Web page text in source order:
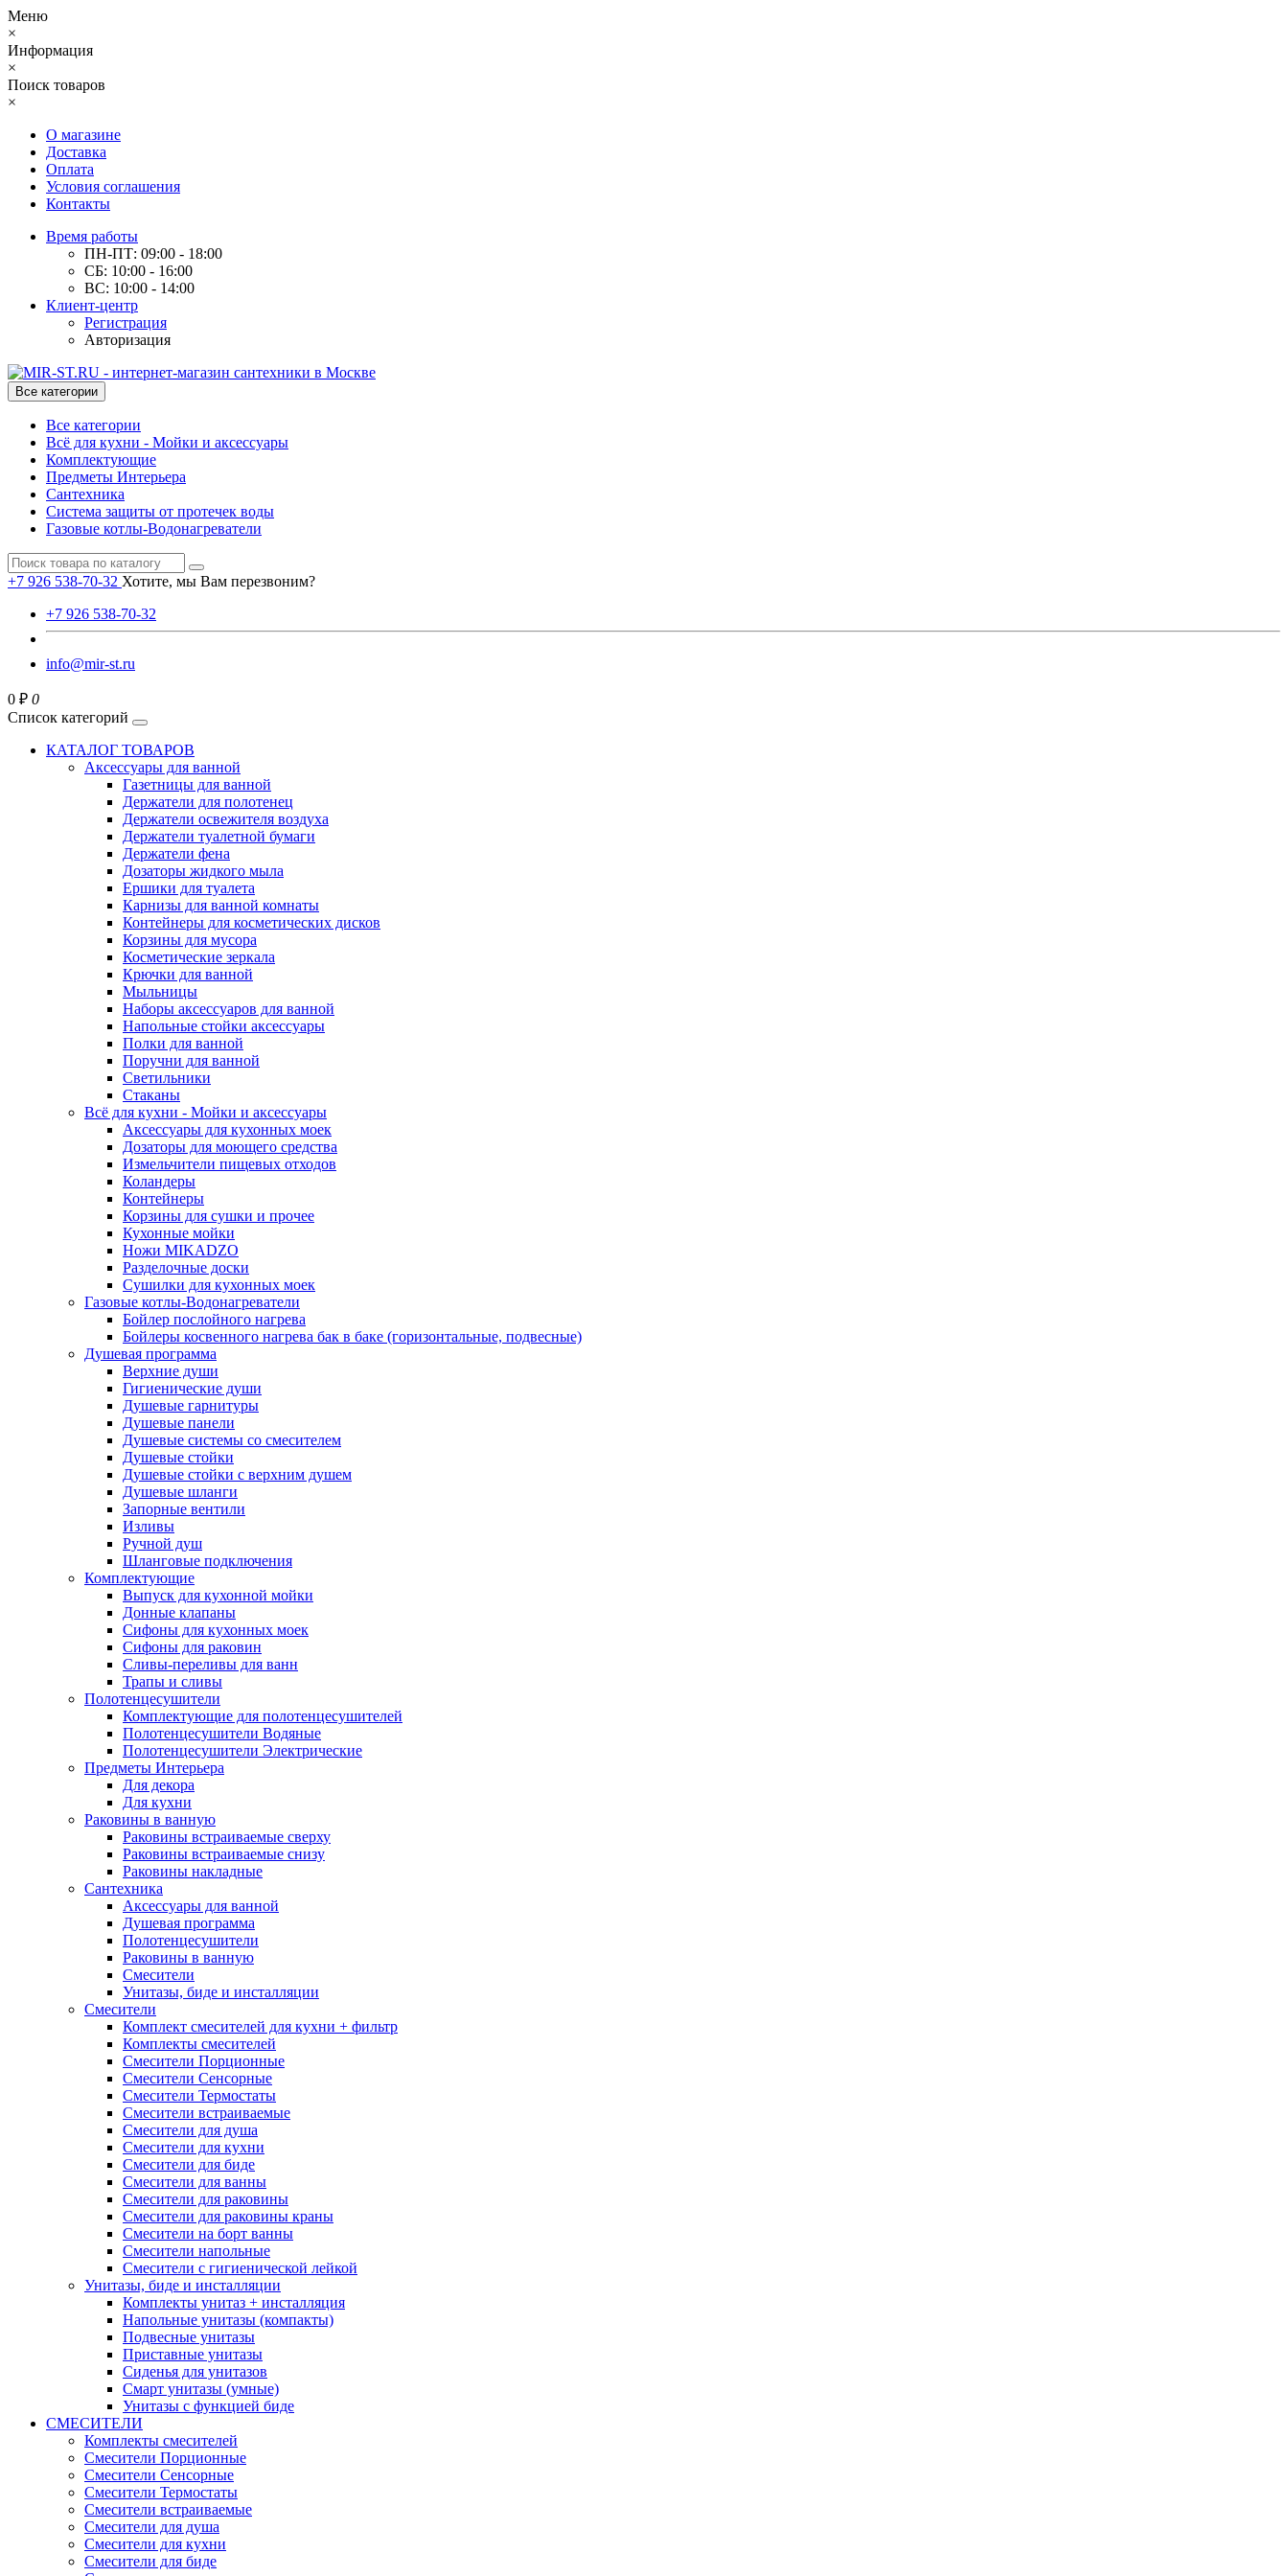
Меню
×
Информация
×
Поиск товаров
×
О магазине
Доставка
Оплата
Условия соглашения
Контакты
Время работы
ПН-ПТ: 09:00 - 18:00
СБ: 10:00 - 16:00
ВС: 10:00 - 14:00
Клиент-центр
Регистрация
Авторизация
Все категории
Все категории
Всё для кухни - Мойки и аксессуары
Комплектующие
Предметы Интерьера
Сантехника
Система защиты от протечек воды
Газовые котлы-Водонагреватели
+7 926 538-70-32 Хотите, мы Вам перезвоним?
+7 926 538-70-32
info@mir-st.ru
0 ₽ 0
Список категорий
КАТАЛОГ ТОВАРОВ
Аксессуары для ванной
Газетницы для ванной
Держатели для полотенец
Держатели освежителя воздуха
Держатели туалетной бумаги
Держатели фена
Дозаторы жидкого мыла
Ершики для туалета
Карнизы для ванной комнаты
Контейнеры для косметических дисков
Корзины для мусора
Косметические зеркала
Крючки для ванной
Мыльницы
Наборы аксессуаров для ванной
Напольные стойки аксессуары
Полки для ванной
Поручни для ванной
Светильники
Стаканы
Всё для кухни - Мойки и аксессуары
Аксессуары для кухонных моек
Дозаторы для моющего средства
Измельчители пищевых отходов
Коландеры
Контейнеры
Корзины для сушки и прочее
Кухонные мойки
Ножи MIKADZO
Разделочные доски
Сушилки для кухонных моек
Газовые котлы-Водонагреватели
Бойлер послойного нагрева
Бойлеры косвенного нагрева бак в баке (горизонтальные, подвесные)
Душевая программа
Верхние души
Гигиенические души
Душевые гарнитуры
Душевые панели
Душевые системы со смесителем
Душевые стойки
Душевые стойки с верхним душем
Душевые шланги
Запорные вентили
Изливы
Ручной душ
Шланговые подключения
Комплектующие
Выпуск для кухонной мойки
Донные клапаны
Сифоны для кухонных моек
Сифоны для раковин
Сливы-переливы для ванн
Трапы и сливы
Полотенцесушители
Комплектующие для полотенцесушителей
Полотенцесушители Водяные
Полотенцесушители Электрические
Предметы Интерьера
Для декора
Для кухни
Раковины в ванную
Раковины встраиваемые сверху
Раковины встраиваемые снизу
Раковины накладные
Сантехника
Аксессуары для ванной
Душевая программа
Полотенцесушители
Раковины в ванную
Смесители
Унитазы, биде и инсталляции
Смесители
Комплект смесителей для кухни + фильтр
Комплекты смесителей
Смесители Порционные
Смесители Сенсорные
Смесители Термостаты
Смесители встраиваемые
Смесители для душа
Смесители для кухни
Смесители для биде
Смесители для ванны
Смесители для раковины
Смесители для раковины краны
Смесители на борт ванны
Смесители напольные
Смесители с гигиенической лейкой
Унитазы, биде и инсталляции
Комплекты унитаз + инсталляция
Напольные унитазы (компакты)
Подвесные унитазы
Приставные унитазы
Сиденья для унитазов
Смарт унитазы (умные)
Унитазы с функцией биде
СМЕСИТЕЛИ
Комплекты смесителей
Смесители Порционные
Смесители Сенсорные
Смесители Термостаты
Смесители встраиваемые
Смесители для душа
Смесители для кухни
Смесители для биде